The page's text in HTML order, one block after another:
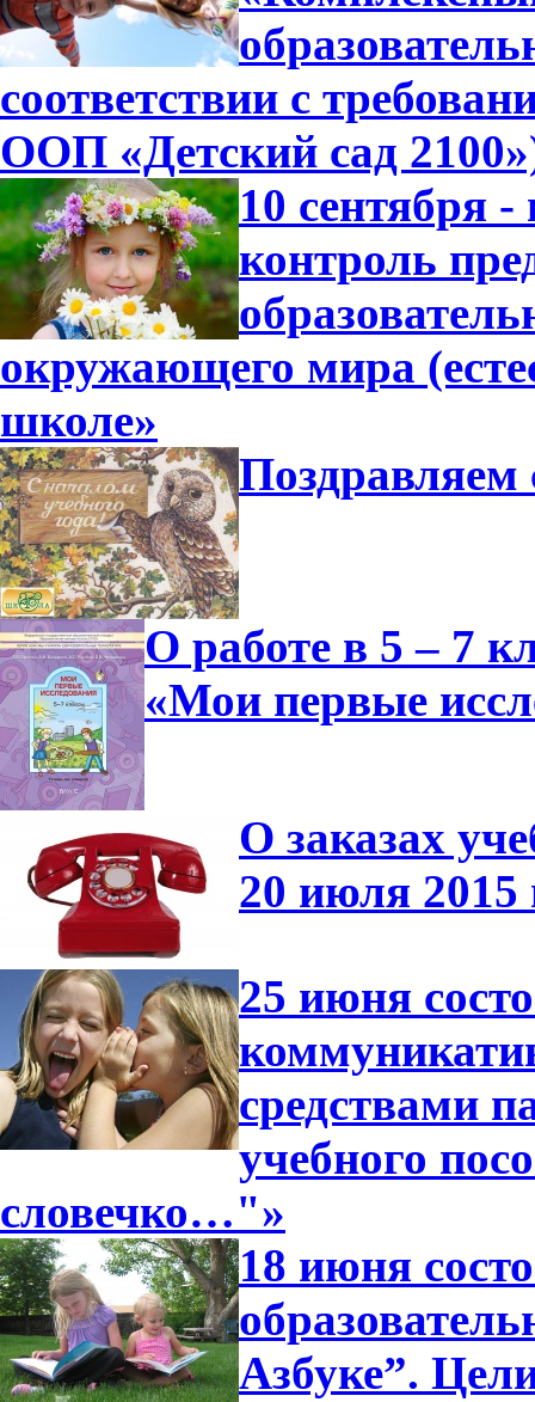
соответствии с
ООП «Детский сад
10 сентября
контроль
окружающего мира
школе»
Поздравляем
О работе в 5 – 7
«Мои первые
О заказах
20 июля 2015
25 июня
средствами
учебного
словечко…"»
18 июня
Азбуке”.